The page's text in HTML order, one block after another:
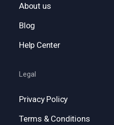
About us
Blog
Help Center
Legal
Privacy Policy
Terms & Conditions